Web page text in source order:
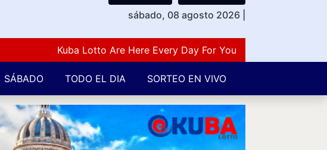
sábado, 08 agosto 2026
Kuba Lotto Are Here Every Day For You Lovers Of Number
SÁBADO TODO EL DIA SORTEO EN VIVO